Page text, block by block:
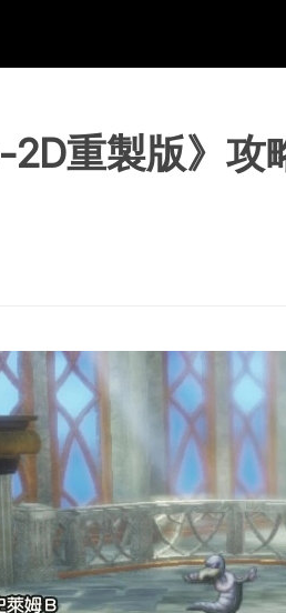
2D重製版》